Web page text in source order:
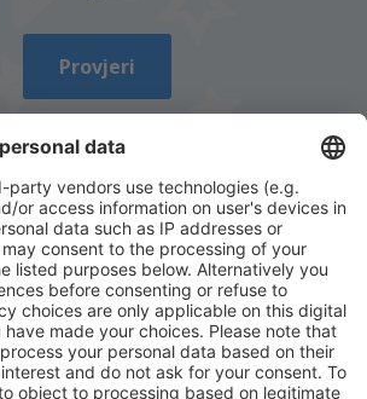
Provjeri
i planiraj putovanja